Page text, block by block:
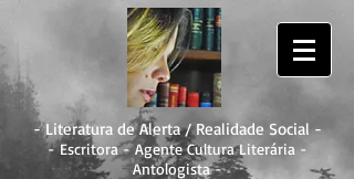
- Literatura de Alerta / Realidade Social -
- Escritora - Agente Cultura Literária -
Antologista -